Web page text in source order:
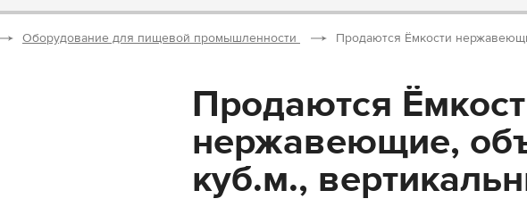
Оборудование для пищевой промышленности Продаются Ёмкости
Продаются
нержавеющие,
куб.м.,